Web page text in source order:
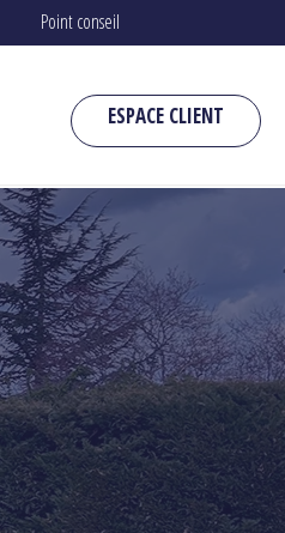
Point conseil
ESPACE CLIENT